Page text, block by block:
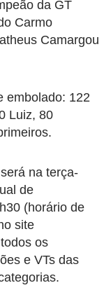
da GT
Carmo
Camargou
embolado: 122
Luiz, 80
na terça-
de
(horário de
site
os
e VTs das